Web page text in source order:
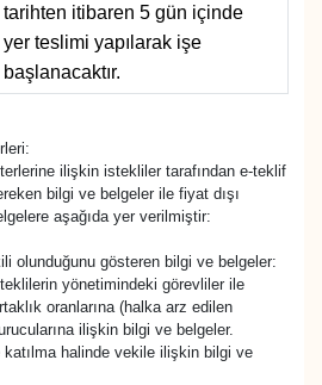
tarihten itibaren 5 gün içinde
yer teslimi yapılarak işe
başlanacaktır.
ilişkin istekliler tarafından e-teklif
bilgi ve belgeler ile fiyat dışı
aşağıda yer verilmiştir:
olunduğunu gösteren bilgi ve belgeler:
yönetimindeki görevliler ile
oranlarına (halka arz edilen
ilişkin bilgi ve belgeler.
halinde vekile ilişkin bilgi ve